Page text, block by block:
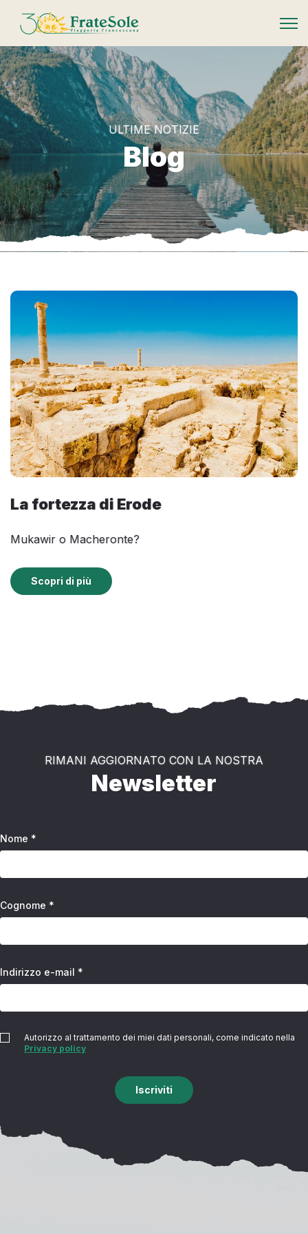
FrateSole Viaggeria Francescana
ULTIME NOTIZIE
Blog
La fortezza di Erode
Mukawir o Macheronte?
Scopri di più
RIMANI AGGIORNATO CON LA NOSTRA
Newsletter
Nome *
Cognome *
Indirizzo e-mail *
Autorizzo al trattamento dei miei dati personali, come indicato nella
Privacy policy
Iscriviti